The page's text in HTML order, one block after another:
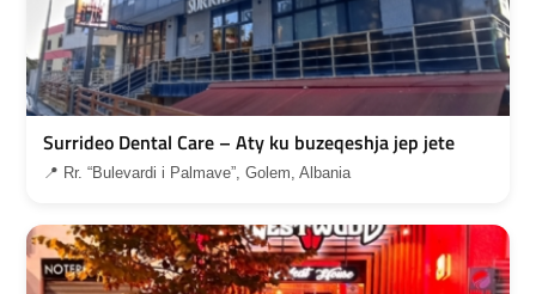
Surrideo Dental Care – Aty ku buzeqeshja jep jete
📍 Rr. “Bulevardi i Palmave”, Golem, Albania